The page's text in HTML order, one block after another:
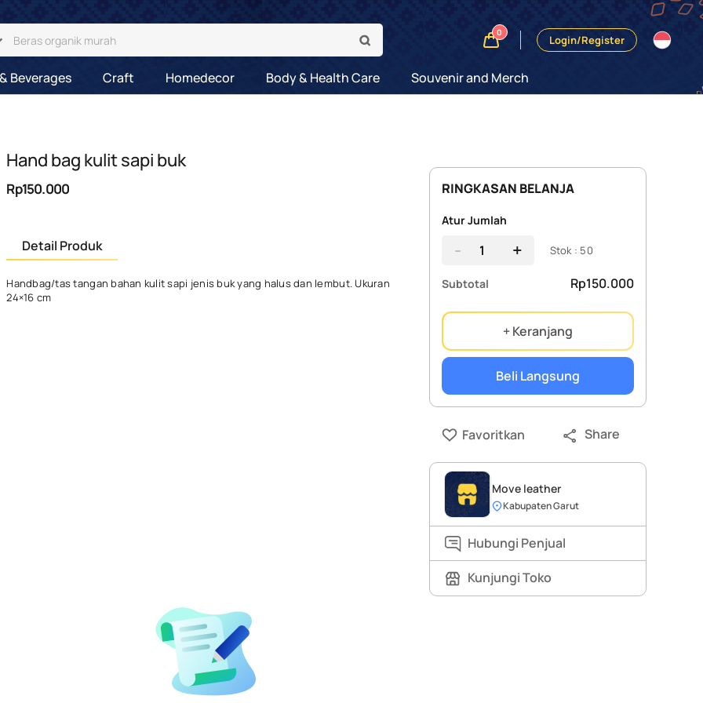
0
Login/Register
Beverages Craft Homedecor Body & Health Care Souvenir and Merch
Hand bag kulit sapi buk
Rp150.000
Detail Produk
Handbag/tas tangan bahan kulit sapi jenis buk yang halus dan lembut. Ukuran
24×16 cm
RINGKASAN BELANJA
Atur Jumlah
- + Stok : 50
Subtotal Rp150.000
+ Keranjang
Beli Langsung
Favoritkan Share
Move leather
Kabupaten Garut
Hubungi Penjual
Kunjungi Toko